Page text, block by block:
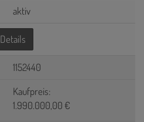
aktiv
Details
1152440
Kaufpreis:
1.990.000,00 €